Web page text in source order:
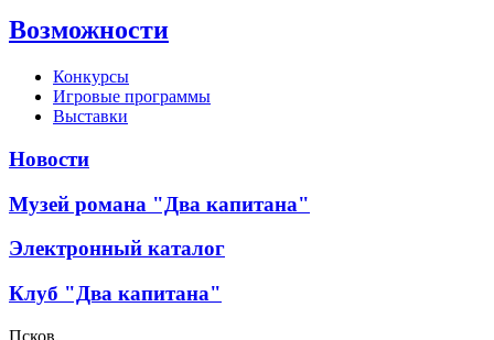
Возможности
Конкурсы
Игровые программы
Выставки
Новости
Музей романа "Два капитана"
Электронный каталог
Клуб "Два капитана"
Псков,